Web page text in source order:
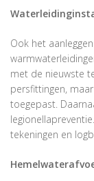
Ook het
met de nieuwste
persfittingen,
toegepast.
tekeningen en